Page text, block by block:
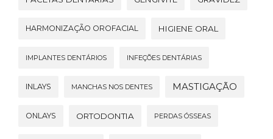
HARMONIZAÇÃO OROFACIAL HIGIENE ORAL
IMPLANTES DENTÁRIOS INFEÇÕES DENTÁRIAS
INLAYS MANCHAS NOS DENTES MASTIGAÇÃO
ONLAYS ORTODONTIA PERDAS ÓSSEAS